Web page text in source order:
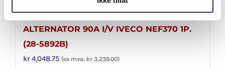
ALTERNATOR 90A I/V IVECO NEF370 1P.
(28-5892B)
kr4,048.75 (ex mva: kr 3,239.00)